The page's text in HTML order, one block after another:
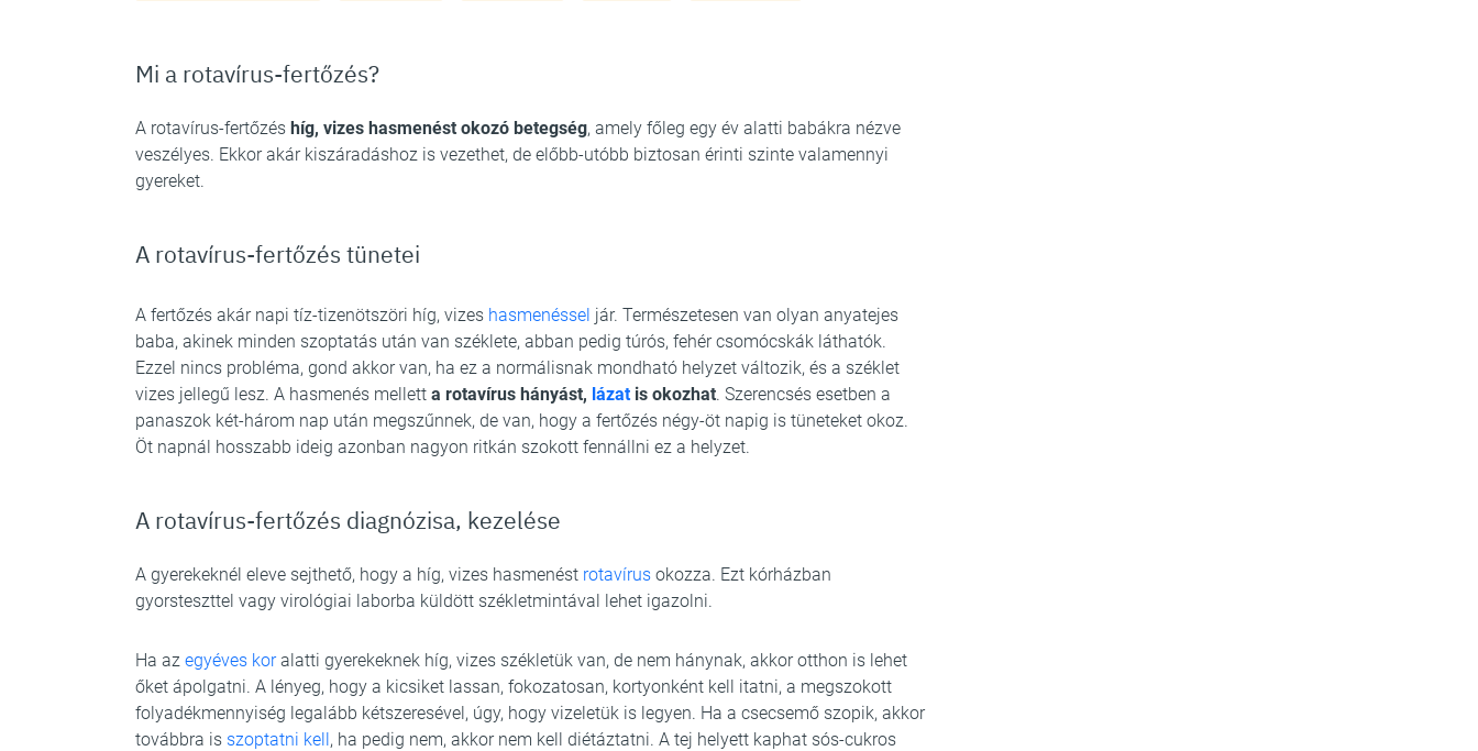
Mi a rotavírus-fertőzés?
A rotavírus-fertőzés híg, vizes hasmenést okozó betegség, amely főleg egy év alatti babákra nézve
veszélyes. Ekkor akár kiszáradáshoz is vezethet, de előbb-utóbb biztosan érinti szinte valamennyi
gyereket.
A rotavírus-fertőzés tünetei
A fertőzés akár napi tíz-tizenötszöri híg, vizes hasmenéssel jár. Természetesen van olyan anyatejes
baba, akinek minden szoptatás után van széklete, abban pedig túrós, fehér csomócskák láthatók.
Ezzel nincs probléma, gond akkor van, ha ez a normálisnak mondható helyzet változik, és a széklet
vizes jellegű lesz. A hasmenés mellett a rotavírus hányást, lázatis okozhat. Szerencsés esetben a
panaszok két-három nap után megszűnnek, de van, hogy a fertőzés négy-öt napig is tüneteket okoz.
Öt napnál hosszabb ideig azonban nagyon ritkán szokott fennállni ez a helyzet.
A rotavírus-fertőzés diagnózisa, kezelése
A gyerekeknél eleve sejthető, hogy a híg, vizes hasmenést rotavírus okozza. Ezt kórházban
gyorsteszttel vagy virológiai laborba küldött székletmintával lehet igazolni.
Ha az egyéves koralatti gyerekeknek híg, vizes székletük van, de nem hánynak, akkor otthon is lehet
őket ápolgatni. A lényeg, hogy a kicsiket lassan, fokozatosan, kortyonként kell itatni, a megszokott
folyadékmennyiség legalább kétszeresével, úgy, hogy vizeletük is legyen. Ha a csecsemő szopik, akkor
továbbra is szoptatni kell, ha pedig nem, akkor nem kell diétáztatni. A tej helyett kaphat sós-cukros